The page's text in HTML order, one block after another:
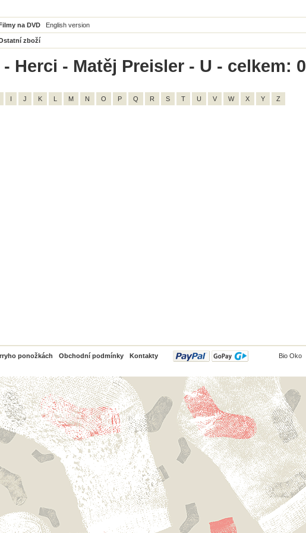
na DVD English version
zboží
Herci - Matěj Preisler - U - celkem: 0
I J K L M N O P Q R S T U V W X Y Z
ponožkách Obchodní podmínky Kontakty
PayPal Bio Oko